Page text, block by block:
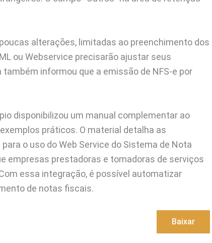
alterações, limitadas ao preenchimento dos
ou Webservice precisarão ajustar seus
informou que a emissão de NFS-e por
disponibilizou um manual complementar ao
práticos. O material detalha as
o uso do Web Service do Sistema de Nota
empresas prestadoras e tomadoras de serviços
essa integração, é possível automatizar
de notas fiscais.
Baixar